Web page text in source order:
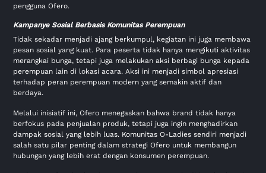
pengguna Ofero.
Kampanye Sosial Berbasis Komunitas Perempuan
Tidak sekadar menjadi ajang berkumpul, kegiatan ini juga membawa
pesan sosial yang kuat. Para peserta tidak hanya mengikuti aktivitas
merangkai bunga, tetapi juga melakukan aksi berbagi bunga kepada
perempuan lain di lokasi acara. Aksi ini menjadi simbol apresiasi
terhadap peran perempuan modern yang semakin aktif dan
berdaya.
Melalui inisiatif ini, Ofero menegaskan bahwa brand tidak hanya
berfokus pada penjualan produk, tetapi juga ingin menghadirkan
dampak sosial yang lebih luas. Komunitas O-Ladies sendiri menjadi
salah satu pilar penting dalam strategi Ofero untuk membangun
hubungan yang lebih erat dengan konsumen perempuan.